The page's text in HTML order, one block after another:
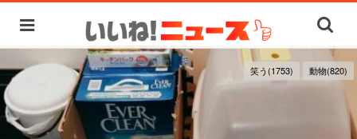
笑う(1753) 動物(820)